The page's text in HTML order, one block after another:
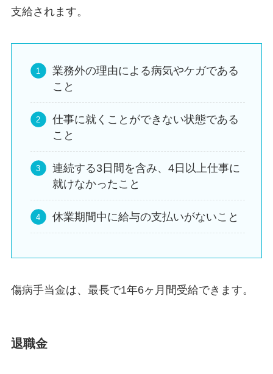
支給されます。
業務外の理由による病気やケガである
こと
仕事に就くことができない状態である
こと
連続する3日間を含み、4日以上仕事に
就けなかったこと
休業期間中に給与の支払いがないこと
傷病手当金は、最長で1年6ヶ月間受給できます。
退職金